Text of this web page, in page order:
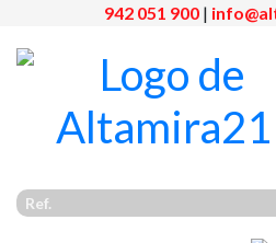
942 051 900 |